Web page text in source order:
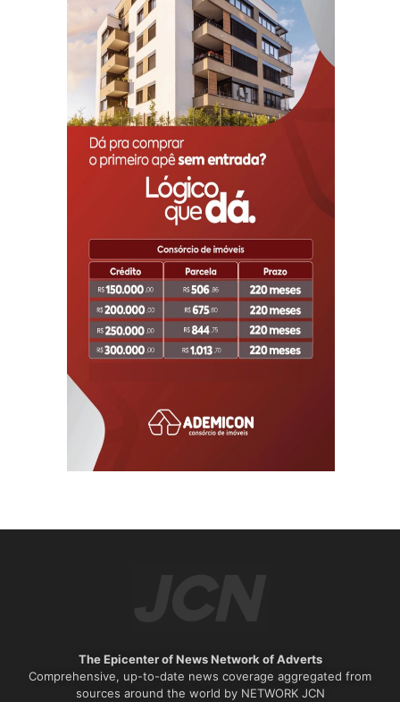
The Epicenter of News Network of Adverts
Comprehensive, up-to-date news coverage aggregated from
sources around the world by NETWORK JCN